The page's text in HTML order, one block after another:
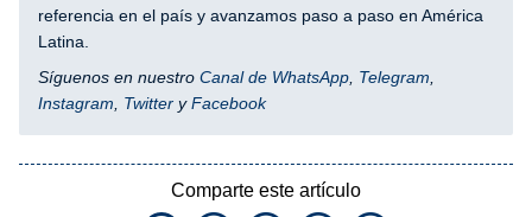
referencia en el país y avanzamos paso a paso en América
Latina.
Síguenos en nuestro Canal de WhatsApp Telegram
Instagram
Twitter yFacebook
Comparte este artículo